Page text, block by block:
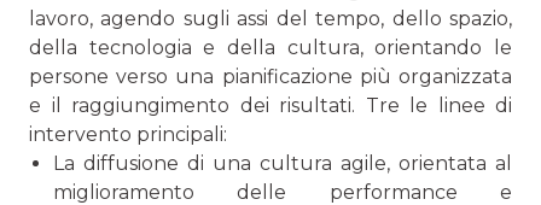
lavoro, agendo sugli assi del tempo, dello spazio,
della tecnologia e della cultura, orientando le
persone verso una pianificazione più organizzata
e il raggiungimento dei risultati. Tre le linee di
intervento principali:
La diffusione di una cultura agile, orientata al
migliora­mento delle performance e